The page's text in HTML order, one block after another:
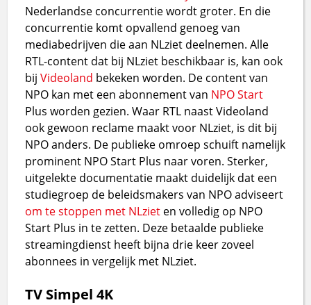
Nederlandse concurrentie wordt groter. En die
concurrentie komt opvallend genoeg van
mediabedrijven die aan NLziet deelnemen. Alle
RTL-content dat bij NLziet beschikbaar is, kan ook
bijVideoland bekeken worden. De content van
NPO kan met een abonnement van NPO Start
Plus worden gezien. Waar RTL naast Videoland
ook gewoon reclame maakt voor NLziet, is dit bij
NPO anders. De publieke omroep schuift namelijk
prominent NPO Start Plus naar voren. Sterker,
uitgelekte documentatie maakt duidelijk dat een
studiegroep de beleidsmakers van NPO adviseert
om te stoppen met NLziet en volledig op NPO
Start Plus in te zetten. Deze betaalde publieke
streamingdienst heeft bijna drie keer zoveel
abonnees in vergelijk met NLziet.
TV Simpel 4K